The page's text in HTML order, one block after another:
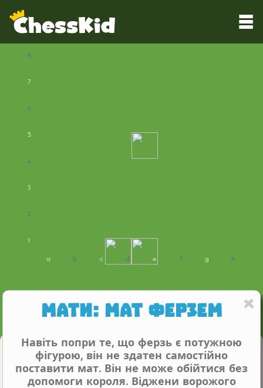
Мати: Мат Ферзем
Навіть попри те, що ферзь є потужною
фігурою, він не здатен самостійно
поставити мат. Він не може обійтися без
допомоги короля. Віджени ворожого
8
7
6
5
4
3
2
1
a b c d e f g h
Computer Coach